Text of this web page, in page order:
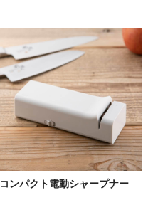
コンパクト電動シャープナー